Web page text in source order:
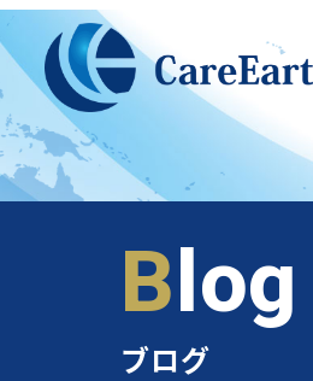
イ
コ
ン
テ
ブログ